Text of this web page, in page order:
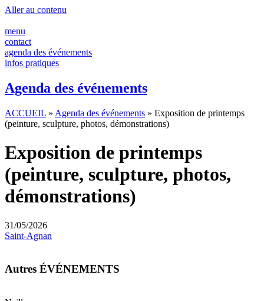
Panneau de gestion des cookies
Aller au contenu
menu
contact
agenda des événements
infos pratiques
Agenda des événements
ACCUEIL » Agenda des événements » Exposition de printemps
(peinture, sculpture, photos, démonstrations)
Exposition de printemps
(peinture, sculpture, photos,
démonstrations)
31/05/2026
Saint-Agnan
Autres ÉVÉNEMENTS